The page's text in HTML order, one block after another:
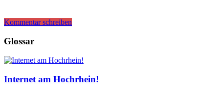
Kommentar schreiben
Glossar
Internet am Hochrhein!